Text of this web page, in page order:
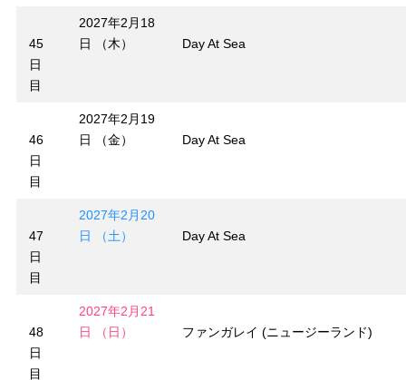
45
日
目
2027年2月18
日 （木）
Day At Sea
46
日
目
2027年2月19
日 （金）
Day At Sea
47
日
目
2027年2月20
日 （土）
Day At Sea
48
日
目
2027年2月21
日 （日）
ファンガレイ (ニュージーランド)